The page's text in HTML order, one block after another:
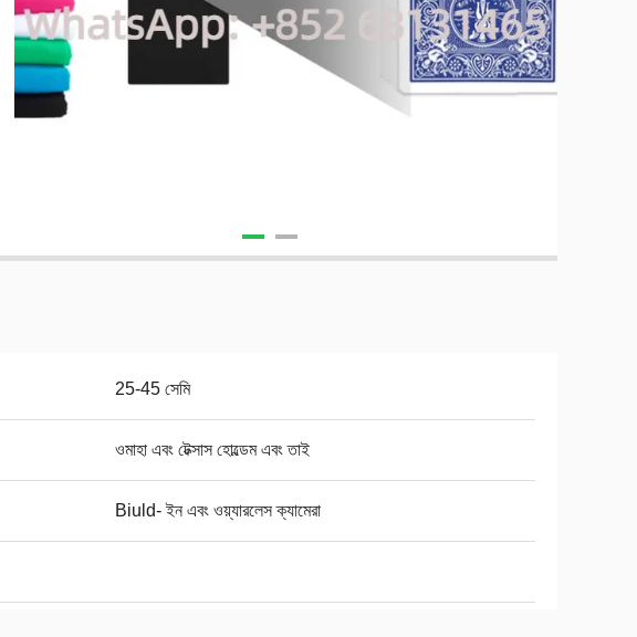
25-45 সেমি
ওমাহা এবং টেক্সাস হোল্ডেম এবং তাই
Biuld- ইন এবং ওয়্যারলেস ক্যামেরা